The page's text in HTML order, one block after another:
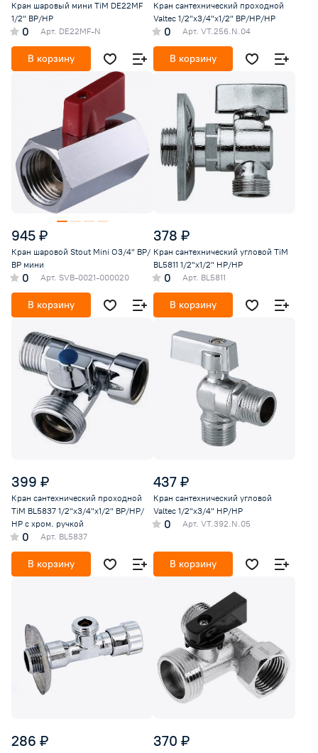
Кран шаровый мини TiM DE22MF
1/2" ВР/НР
0 Арт. DE22MF-N
В корзину
Кран сантехнический проходной
Valtec 1/2"х3/4"х1/2" ВР/НР/НР
0 Арт. VT.256.N.04
В корзину
945 ₽
Кран шаровой Stout Mini O3/4" ВР/
ВР мини
0 Арт. SVB-0021-000020
В корзину
378 ₽
Кран сантехнический угловой TiM
BL5811 1/2"х1/2" НР/НР
0 Арт. BL5811
В корзину
399 ₽
Кран сантехнический проходной
TiM BL5837 1/2"х3/4"х1/2" ВР/НР/
НР с хром. ручкой
0 Арт. BL5837
В корзину
437 ₽
Кран сантехнический угловой
Valtec 1/2"х3/4" НР/НР
0 Арт. VT.392.N.05
В корзину
286 ₽ 370 ₽